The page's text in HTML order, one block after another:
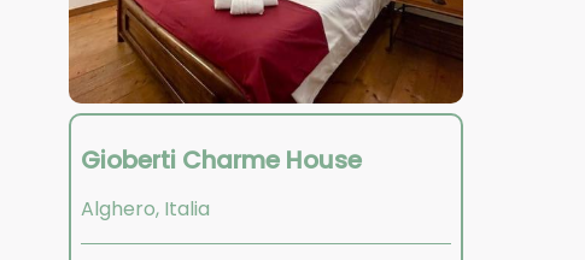
Gioberti Charme House
Alghero, Italia